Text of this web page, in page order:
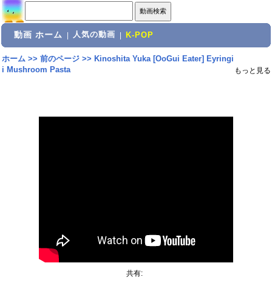
動画 ホーム 人気の動画 K-POP
ホーム>> 前のページ>> Kinoshita Yuka [OoGui Eater] Eyringi
i Mushroom Pasta
もっと見る
共有: